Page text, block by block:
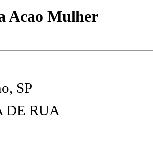
Acao Mulher
SP
DE RUA